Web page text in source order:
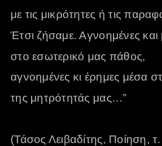
με τις μικρότητες ή τις
Έτσι ζήσαμε. Αγνοημένες
στο εσωτερικό μας πάθος,
αγνοημένες κι έρημες μέσα
της μητρότητάς μας…”
(Τάσος Λειβαδίτης, Ποίηση,